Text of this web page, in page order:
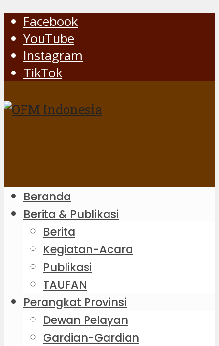
Facebook
YouTube
Instagram
TikTok
Beranda
Berita & Publikasi
Berita
Kegiatan-Acara
Publikasi
TAUFAN
Perangkat Provinsi
Dewan Pelayan
Gardian-Gardian